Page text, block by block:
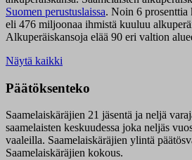
Suomen perustuslaissa. Noin 6 prosenttia
eli 476 miljoonaa ihmistä kuuluu
Alkuperäiskansoja elää 90 eri valtion
Näytä kaikki
Päätöksenteko
Saamelaiskäräjien 21 jäsentä ja neljä
saamelaisten keskuudessa joka neljäs
vaaleilla. Saamelaiskäräjien ylintä
Saamelaiskäräjien kokous.